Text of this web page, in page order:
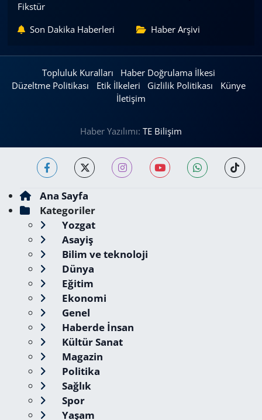
Fikstür
Son Dakika Haberleri Haber Arşivi
Topluluk Kuralları
Haber Doğrulama İlkesi
Düzeltme Politikası
Etik İlkeleri Gizlilik Politikası
Künye
İletişim
Haber Yazılımı: TE Bilişim
Ana Sayfa
Kategoriler
Yozgat
Asayiş
Bilim ve teknoloji
Dünya
Eğitim
Ekonomi
Genel
Haberde İnsan
Kültür Sanat
Magazin
Politika
Sağlık
Spor
Yaşam